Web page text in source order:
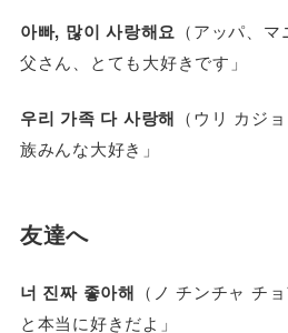
아빠, 많이 사랑해요 （アッパ、
父さん、とても大好きです」
우리 가족 다 사랑해 （ウリ カジ
族みんな大好き」
友達へ
너 진짜 좋아해 （ノ チンチャ チ
と本当に好きだよ」